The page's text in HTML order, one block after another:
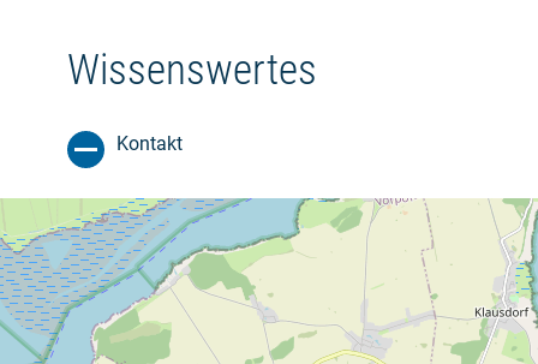
Wissenswertes
Kontakt